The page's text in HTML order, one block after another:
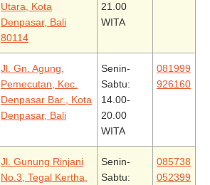
Utara, Kota
Denpasar, Bali
80114
21.00
WITA
Jl. Gn. Agung,
Pemecutan, Kec.
Denpasar Bar., Kota
Denpasar, Bali
Senin-
Sabtu:
14.00-
20.00
WITA
081999
926160
Jl. Gunung Rinjani
No.3, Tegal Kertha,
Senin-
Sabtu:
085738
052399